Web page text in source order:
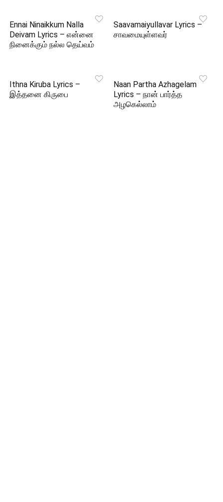
Ennai Ninaikkum Nalla
Deivam Lyrics – என்னை
நினைக்கும் நல்ல தெய்வம்
Saavamaiyullavar Lyrics –
சாவமையுள்ளவர்
Ithna Kiruba Lyrics –
இத்தனை கிருபை
Naan Partha Azhagelam
Lyrics – நான் பார்த்த
அழகெல்லாம்